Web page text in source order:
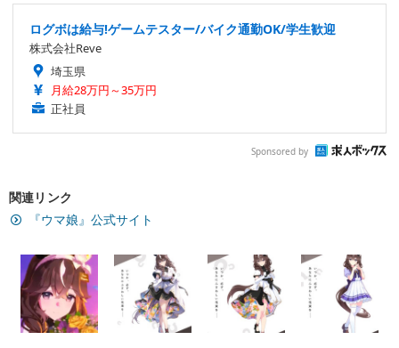
ログボは給与!ゲームテスター/バイク通勤OK/学生歓迎
株式会社Reve
埼玉県
月給28万円～35万円
正社員
Sponsored by
関連リンク
『ウマ娘』公式サイト